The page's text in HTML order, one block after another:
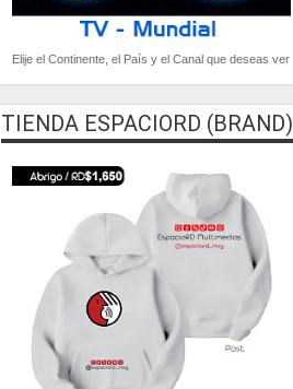
Elije el Continente, el País y el Canal que deseas ver
TIENDA ESPACIORD (BRAND)